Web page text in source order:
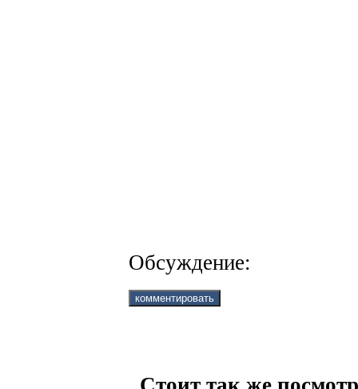
Обсуждение: